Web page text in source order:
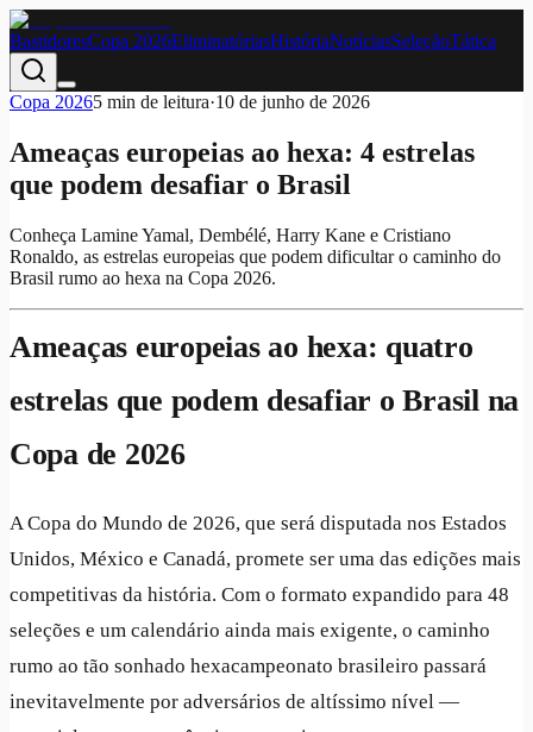
BastidoresCopa 2026EliminatóriasHistóriaNotíciasSeleçãoTática
Copa 20265 min de leitura·10 de junho de 2026
Ameaças europeias ao hexa: 4 estrelas
que podem desafiar o Brasil
Conheça Lamine Yamal, Dembélé, Harry Kane e Cristiano
Ronaldo, as estrelas europeias que podem dificultar o caminho do
Brasil rumo ao hexa na Copa 2026.
Ameaças europeias ao hexa: quatro
estrelas que podem desafiar o Brasil na
Copa de 2026
A Copa do Mundo de 2026, que será disputada nos Estados
Unidos, México e Canadá, promete ser uma das edições mais
competitivas da história. Com o formato expandido para 48
seleções e um calendário ainda mais exigente, o caminho
rumo ao tão sonhado hexacampeonato brasileiro passará
inevitavelmente por adversários de altíssimo nível —